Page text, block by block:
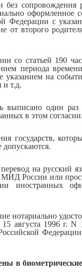
сопровождения
оформленное
Федерации с
от второго
со статьей 190
периода
на
и т.д.
выписано один раз
в этом согласии.
государств,
на русский
МИД России или
иностранных
нотариально
15 августа 1996 г.
в